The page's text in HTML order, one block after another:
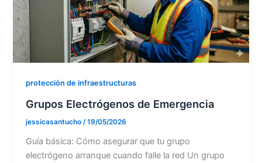
protección de infraestructuras
Grupos Electrógenos de Emergencia
jessicasantucho/19/05/2026
Guía básica: Cómo asegurar que tu grupo
electrógeno arranque cuando falle la red Un grupo